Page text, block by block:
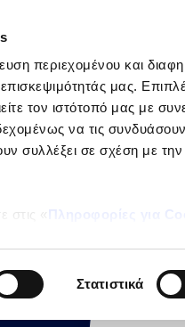
περιεχομένου και
μας.
τον ιστότοπό μας με
να τις
συλλέξει σε σχέση με
« Πληροφορίες για
Στατιστικά